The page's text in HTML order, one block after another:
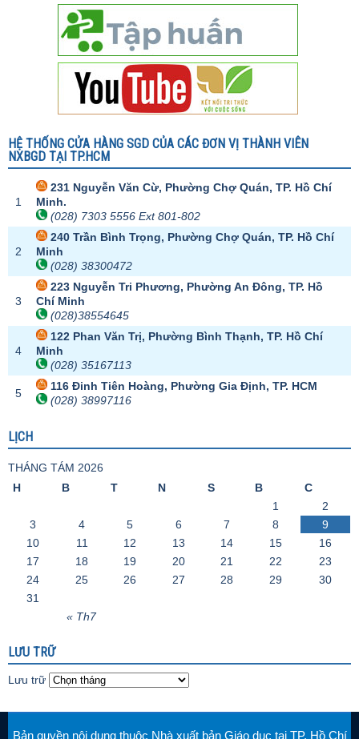
HỆ THỐNG CỬA HÀNG SGD CỦA CÁC ĐƠN VỊ THÀNH VIÊN
NXBGD TẠI TP.HCM
1
231 Nguyễn Văn Cừ, Phường Chợ Quán, TP. Hồ Chí
Minh.
(028) 7303 5556 Ext 801-802
2
240 Trần Bình Trọng, Phường Chợ Quán, TP. Hồ Chí
Minh
(028) 38300472
3
223 Nguyễn Tri Phương, Phường An Đông, TP. Hồ
Chí Minh
(028)38554645
4
122 Phan Văn Trị, Phường Bình Thạnh, TP. Hồ Chí
Minh
(028) 35167113
5
116 Đinh Tiên Hoàng, Phường Gia Định, TP. HCM
(028) 38997116
LỊCH
THÁNG TÁM 2026
H
B T N S B C
« Th7
1
2
3
4 5 6 7 8
9
10
11 12 13 14 15
16
17
18 19 20 21 22
23
24
25 26 27 28 29
30
31
LƯU TRỮ
Lưu trữ
Bản quyền nội dung thuộc Nhà xuất bản Giáo dục tại TP. Hồ Chí